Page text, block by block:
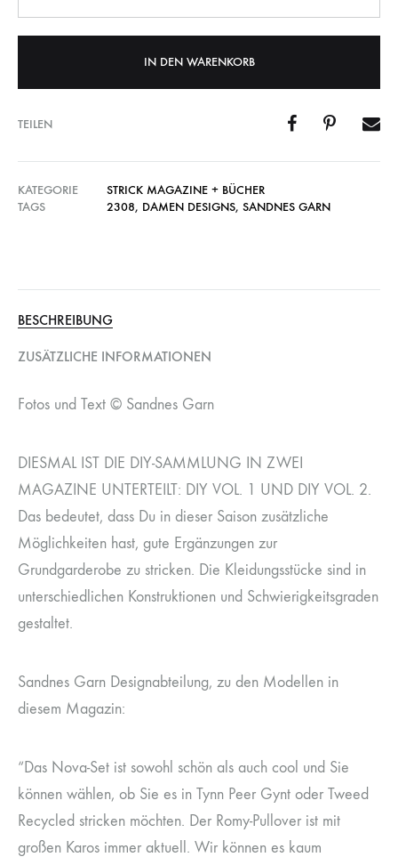
IN DEN WARENKORB
TEILEN
KATEGORIE
STRICK MAGAZINE + BÜCHER
TAGS
2308, DAMEN DESIGNS, SANDNES GARN
BESCHREIBUNG
ZUSÄTZLICHE INFORMATIONEN
Fotos und Text © Sandnes Garn
DIESMAL IST DIE DIY-SAMMLUNG IN ZWEI
MAGAZINE UNTERTEILT: DIY VOL. 1 UND DIY VOL. 2.
Das bedeutet, dass Du in dieser Saison zusätzliche
Möglichkeiten hast, gute Ergänzungen zur
Grundgarderobe zu stricken. Die Kleidungsstücke sind in
unterschiedlichen Konstruktionen und Schwierigkeitsgraden
gestaltet.
Sandnes Garn Designabteilung, zu den Modellen in
diesem Magazin:
“Das Nova-Set ist sowohl schön als auch cool und Sie
können wählen, ob Sie es in Tynn Peer Gynt oder Tweed
Recycled stricken möchten. Der Romy-Pullover ist mit
großen Karos immer aktuell. Wir können es kaum